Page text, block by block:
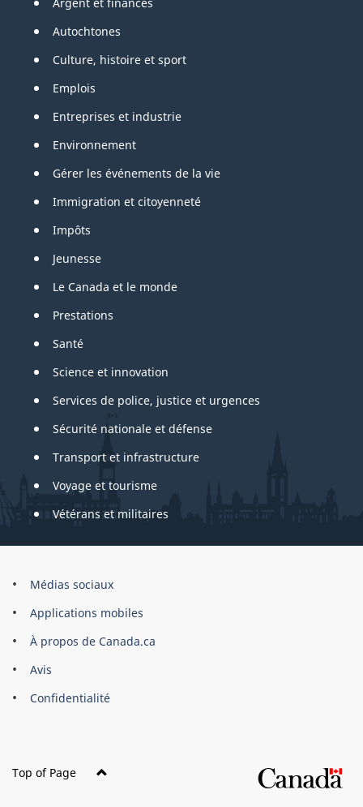
Pied
de
page
Argent et finances
Autochtones
Culture, histoire et sport
Emplois
Entreprises et industrie
Environnement
Gérer les événements de la vie
Immigration et citoyenneté
Impôts
Jeunesse
Le Canada et le monde
Prestations
Santé
Science et innovation
Services de police, justice et urgences
Sécurité nationale et défense
Transport et infrastructure
Voyage et tourisme
Vétérans et militaires
About
site
Médias sociaux
Applications mobiles
À propos de Canada.ca
Avis
Confidentialité
Top of Page